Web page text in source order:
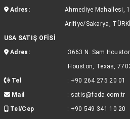
Adres:
Ahmediye Mahallesi,
Arifiye/Sakarya,
USA SATIŞ OFİSİ
Adres:
3663 N. Sam
Houston, Texas,
Tel
: +90 264 275 20 01
Mail
: satis@fada.com.tr
Tel/Cep
: +90 549 341 10 20